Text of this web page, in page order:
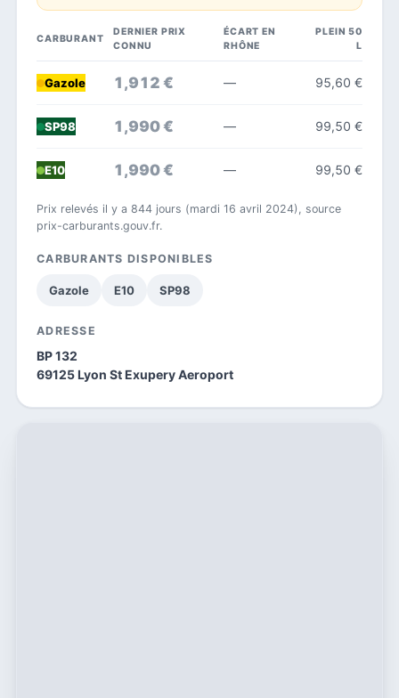
CARBURANT
DERNIER PRIX
CONNU
ÉCART EN
RHÔNE
PLEIN 50
L
Gazole 1,912 € — 95,60 €
SP98 1,990 € — 99,50 €
E10 1,990 € — 99,50 €
Prix relevés il y a 844 jours (mardi 16 avril 2024), source
prix-carburants.gouv.fr.
CARBURANTS DISPONIBLES
Gazole E10 SP98
ADRESSE
BP 132
69125 Lyon St Exupery Aeroport